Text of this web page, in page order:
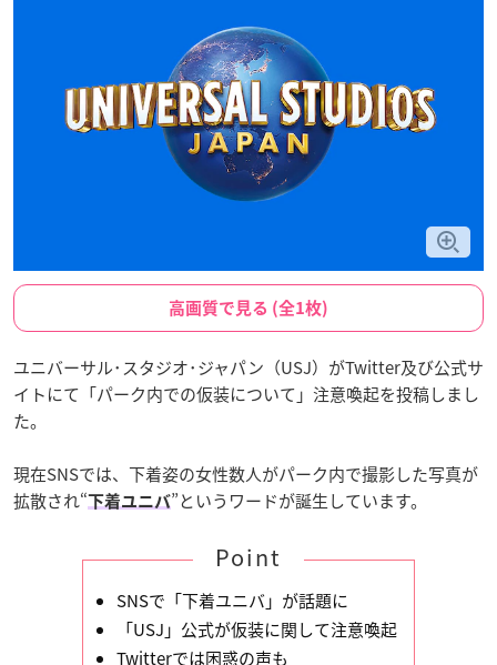
高画質で見る (全1枚)
ユニバーサル･スタジオ･ジャパン（USJ）がTwitter及び公式サ
イトにて「パーク内での仮装について」注意喚起を投稿しまし
た。
現在SNSでは、下着姿の女性数人がパーク内で撮影した写真が
拡散され“下着ユニバ”というワードが誕生しています。
Point
SNSで「下着ユニバ」が話題に
「USJ」公式が仮装に関して注意喚起
Twitterでは困惑の声も